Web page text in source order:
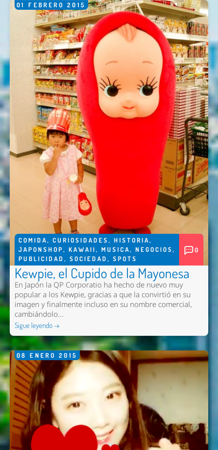
01 FEBRERO 2015
COMIDA, CURIOSIDADES, HISTORIA,
JAPONSHOP, KAWAII, MUSICA, NEGOCIOS,
PUBLICIDAD , SOCIEDAD , SPOTS
0
Kewpie, el Cupido de la Mayonesa
En Japón la QP Corporatio ha hecho de nuevo muy
popular a los Kewpie, gracias a que la convirtió en su
imagen y finalmente incluso en su nombre comercial,
cambiándolo...
Sigue leyendo →
08 ENERO 2015